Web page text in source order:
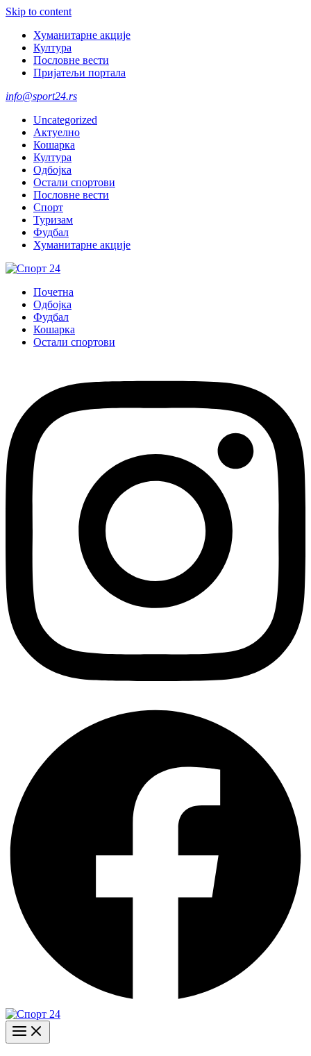
Skip to content
Хуманитарне акције
Култура
Пословне вести
Пријатељи портала
info@sport24.rs
Uncategorized
Актуелно
Кошарка
Култура
Одбојка
Остали спортови
Пословне вести
Спорт
Туризам
Фудбал
Хуманитарне акције
Почетна
Одбојка
Фудбал
Кошарка
Остали спортови